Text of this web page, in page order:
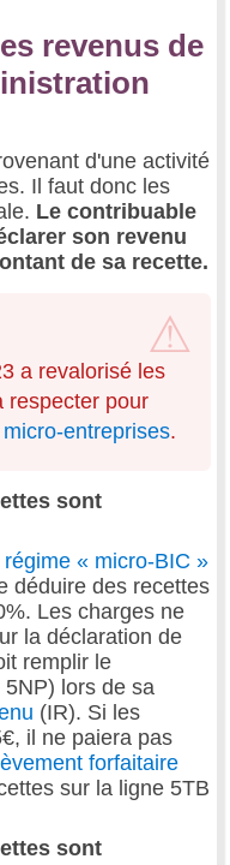
revenus de
d'une activité
Il faut donc les
Le contribuable
son revenu
de sa recette.
a revalorisé les
respecter pour
entreprises.
sont
régime « micro-BIC »
déduire des recettes
Les charges ne
la déclaration de
remplir le
lors de sa
(IR). Si les
il ne paiera pas
forfaitaire
sur la ligne 5TB
sont